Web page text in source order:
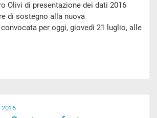
Olivi di presentazione dei dati 2016
di sostegno alla nuova
per oggi, giovedì 21 luglio, alle
2016